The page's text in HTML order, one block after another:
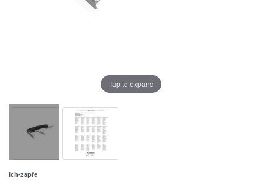
Tap to expand
Ich-zapfe